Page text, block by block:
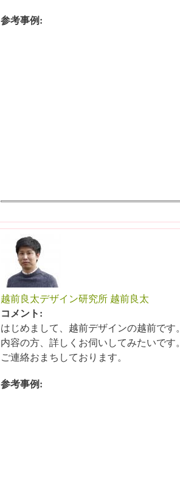
参考事例:
越前良太デザイン研究所 越前良太
コメント:
はじめまして、越前デザインの越前です。
内容の方、詳しくお伺いしてみたいです。
ご連絡おまちしております。
参考事例: